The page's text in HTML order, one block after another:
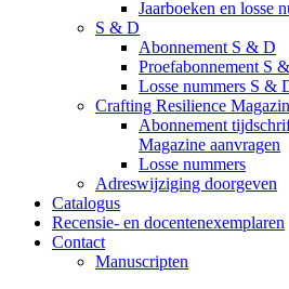
Jaarboeken en losse
S & D
Abonnement S & D
Proefabonnement S
Losse nummers S &
Crafting Resilience
Abonnement
Magazine aanvragen
Losse nummers
Adreswijziging doorgeven
Catalogus
Recensie- en docentenexemplaren
Contact
Manuscripten